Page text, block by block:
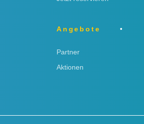
Angebote
Partner
Aktionen